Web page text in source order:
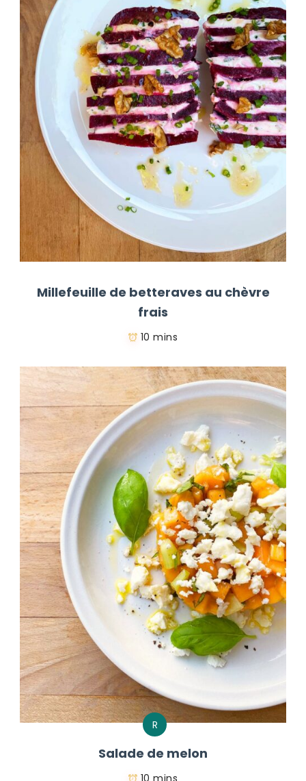
Millefeuille de betteraves au chèvre
frais
10 mins
R
Salade de melon